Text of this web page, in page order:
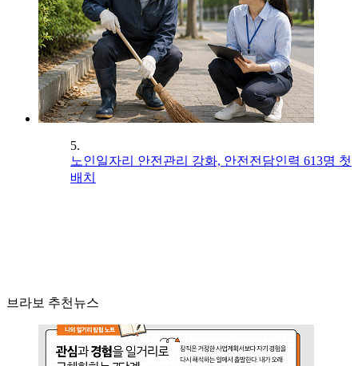
5.
노인일자리 안전관리 강화, 안전전담인력 613명 첫
배치
브라보 추천뉴스